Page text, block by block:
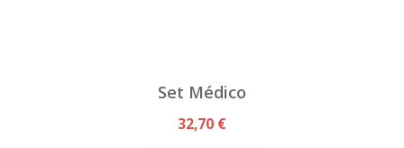
Set Médico
32,70 €